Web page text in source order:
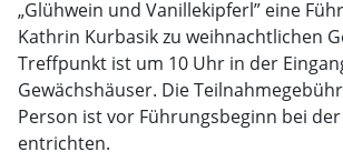
„Glühwein und Vanillekipferl” eine
Kathrin Kurbasik zu weihnachtlichen
Treffpunkt ist um 10 Uhr in der
Gewächshäuser. Die
Person ist vor Führungsbeginn bei
entrichten.